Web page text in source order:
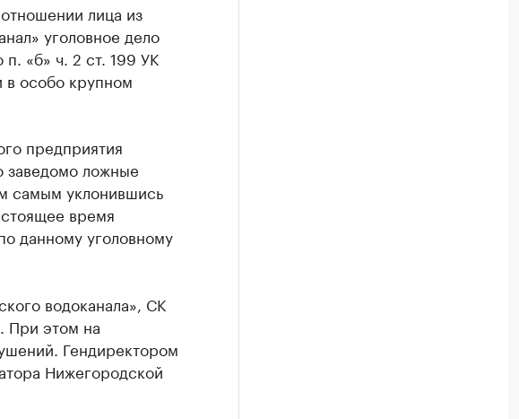
лица из
уголовное дело
«б» ч. 2 ст. 199 УК
в особо крупном
предприятия
заведомо ложные
самым уклонившись
время
данному уголовному
водоканала», СК
При этом на
Гендиректором
Нижегородской